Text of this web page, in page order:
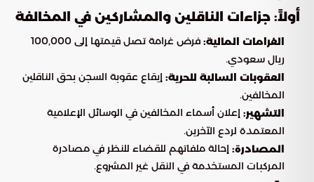
أولاً: جزاءات الناقلين والمشاركين في المخالفة
الغرامات المالية:
فرض غرامة تصل قيمتها إلى 100,000
ريال سعودي.
العقوبات السالبة للحرية: إيقاع عقوبة السجن بحق الناقلين
المخالفين.
التشهير: إعلان أسماء المخالفين في الوسائل الإعلامية
المعتمدة لردع الآخرين.
المصادرة: إحالة ملفاتهم للقضاء للنظر في مصادرة
المركبات المستخدمة في النقل غير المشروع.